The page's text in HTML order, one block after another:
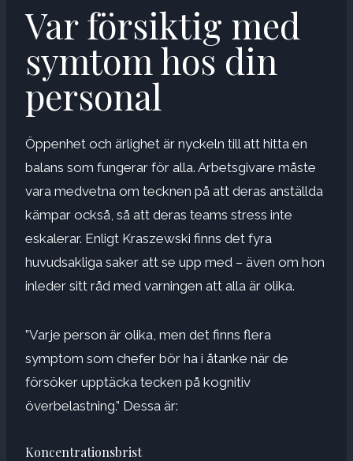
Var försiktig med
symtom hos din
personal
Öppenhet och ärlighet är nyckeln till att hitta en
balans som fungerar för alla. Arbetsgivare måste
vara medvetna om tecknen på att deras anställda
kämpar också, så att deras teams stress inte
eskalerar. Enligt Kraszewski finns det fyra
huvudsakliga saker att se upp med – även om hon
inleder sitt råd med varningen att alla är olika.
”Varje person är olika, men det finns flera
symptom som chefer bör ha i åtanke när de
försöker upptäcka tecken på kognitiv
överbelastning.” Dessa är:
Koncentrationsbrist